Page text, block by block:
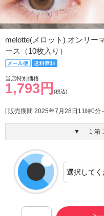
melotte(メロット) オンリー
ース（10枚入り）
当店特別価格
1,793円 (税込)
[ 販売期間 2025年7月28日11時0分
▼ 1箱